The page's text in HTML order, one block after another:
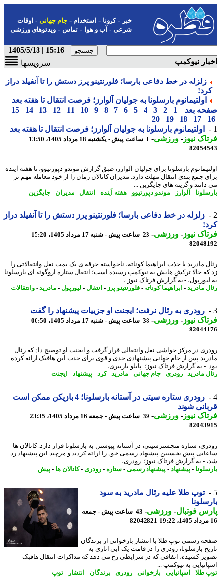
-کرونا-استخدام- جام جهانی-اوقات
شرعی-آب و هوا-تماس-ویدئوهای ورزشی
15:16 | 1405/5/18
نیوکمپ
سرویسها
زلزله در خط دفاعی بارسا؛ فلورنتینو پرز دستش را تا آنفیلد دراز
اولتیمانوم بارسلونا به جولیان آلوارز؛ فرصت انتقال تا هفته بعد
بعد
1
2
3
4
5
6
7
8
9
10
11
12
13
14
15
17
18
19
20
اولتیمانوم بارسلونا به جولیان آلوارز؛ فرصت انتقال تا هفته بعد
نیوز-ورزشی-1 ساعت پیش - یکشنبه 18 مرداد 1405، 13:50
بارسلونا برای جولیان آلوارز، طبق گزارش موندو دپورتیوو، تا هفته آینده
جمع بندی انتقال مهلت دارد. مدیران کاتالان زمان را از خود معامله مهم تر
و گزینه های جایگزین ...
-آلوارز- موندو دپورتیوو -هفته آینده -انتقال-مدیران- جایگزین
زلزله در خط دفاعی بارسا؛ فلورنتینو پرز دستش را تا آنفیلد دراز
نیوز-ورزشی-23 ساعت پیش - شنبه 17 مرداد 1405، 15:20
مادرید با جذب ابراهیما کوناته، ناخواسته جرقه ی یک بمب نقل وانتقالاتی را
حالا ترکش هایش به نیوکمپ رسیده است؛ انتقال ستاره اروگوئه ای بارسلونا
- به گزارش فرتاک نیوز ،
مادرید- ابراهیما کوناته-فلورنتینو پرز-انتقال-لیورپول -مادرید- وانتقالات
رودری به رئال نرفت؛ ایجنت او جزییات پیشنهاد را گفت
نیوز-ورزشی-38 ساعت پیش - شنبه 17 مرداد 1405، 00:50
در مرکز حواشی نقل وانتقالی قرار گرفت و ایجنت او توضیح داد که رئال
پس از جام جهانی پیشنهادی جدی و قوی برای جذب این هافبک ارائه کرده
- به گزارش فرتاک نیوز؛ پابلو باربیری، ...
مادرید- رودری- جام جهانی-مادرید- کرد-پیشنهاد-ایجنت
رودری ستاره سیتی در آستانه بارسلونا؛ 4 بازیکن ممکن است
شوند
نیوز-ورزشی-39 ساعت پیش - جمعه 16 مرداد 1405، 23:35
ستاره منچسترسیتی، در آستانه پیوستن به بارسلونا قرار دارد. کاتالان ها
پیش نخستین پیشنهاد رسمی خود را ارائه کردند و هرچند این پیشنهاد رد
- به گزارش فرتاک نیوز؛ رودری، ...
-پیشنهاد-پیشنهاد رسمی-ستاره-رودری- کاتالان ها- پیش
توپ طلا علیه رئال مادرید به سود
فوتبال-ورزشی-
43 ساعت پیش - جمعه
82042821
رسمی توپ طلا با انتشار بازخوانی از برندگان
بارسلونا، رودری را در قامت یک آبی اناری به
کشیده، اتفاقی که در شرایطی رخ می دهد که مذاکرات انتقال هافبک
به نیوکمپ ...
طلا-اسپانیایی-بازخوانی- رودری- برندگان-انتشار-توپ